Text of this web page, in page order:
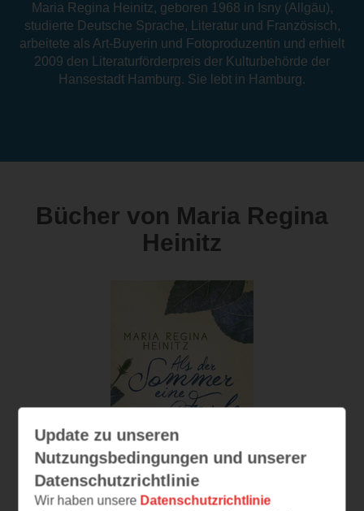
Maria Regina Heinitz, geboren 1968 in Isny (Allgäu),
studierte Deutsche Sprache, Literatur und Französisch,
arbeitete als Art-Buyerin und Fotoproduzentin und erhielt
2009 den Literaturförderpreis der Kulturbehörde der
Hansestadt Hamburg. Sie lebt in Hamburg.
Bücher von Maria Regina
Heinitz
Update zu unseren
Nutzungsbedingungen und unserer
Datenschutzrichtlinie
Wir haben unsere Datenschutzrichtlinie